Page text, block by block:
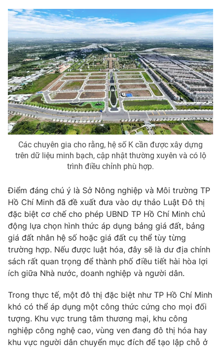
Các chuyên gia cho rằng, hệ số K cần được xây dựng
trên dữ liệu minh bạch, cập nhật thường xuyên và có lộ
trình điều chỉnh phù hợp.
Điểm đáng chú ý là Sở Nông nghiệp và Môi trường TP
Hồ Chí Minh đã đề xuất đưa vào dự thảo Luật Đô thị
đặc biệt cơ chế cho phép UBND TP Hồ Chí Minh chủ
động lựa chọn hình thức áp dụng bảng giá đất, bảng
giá đất nhân hệ số hoặc giá đất cụ thể tùy từng
trường hợp. Nếu được luật hóa, đây sẽ là dư địa chính
sách rất quan trọng để thành phố điều tiết hài hòa lợi
ích giữa Nhà nước, doanh nghiệp và người dân.
Trong thực tế, một đô thị đặc biệt như TP Hồ Chí Minh
khó có thể áp dụng một công thức cứng cho mọi đối
tượng. Khu vực trung tâm thương mại, khu công
nghiệp công nghệ cao, vùng ven đang đô thị hóa hay
khu vực người dân chuyển mục đích để tạo lập chỗ ở